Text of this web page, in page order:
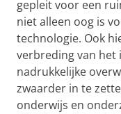
gepleit voor een
niet alleen oog is
technologie. Ook
verbreding van het
nadrukkelijke
zwaarder in te
onderwijs en